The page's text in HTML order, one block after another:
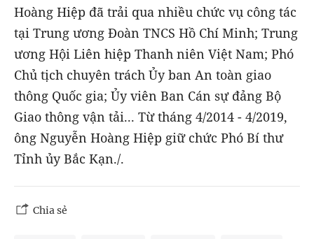
Hoàng Hiệp đã trải qua nhiều chức vụ công tác
tại Trung ương Đoàn TNCS Hồ Chí Minh; Trung
ương Hội Liên hiệp Thanh niên Việt Nam; Phó
Chủ tịch chuyên trách Ủy ban An toàn giao
thông Quốc gia; Ủy viên Ban Cán sự đảng Bộ
Giao thông vận tải... Từ tháng 4/2014 - 4/2019,
ông Nguyễn Hoàng Hiệp giữ chức Phó Bí thư
Tỉnh ủy Bắc Kạn./.
Chia sẻ